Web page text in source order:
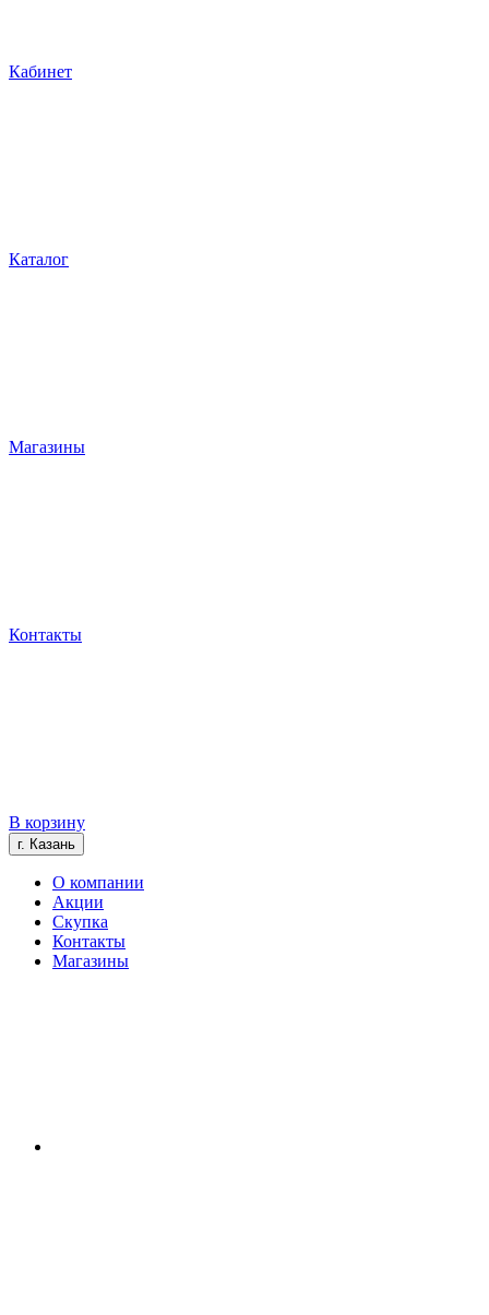
Кабинет
Каталог
Магазины
Контакты
В корзину
г. Казань
О компании
Акции
Скупка
Контакты
Магазины